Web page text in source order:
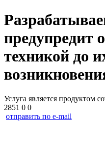
предупредит
техникой до
Услуга является продуктом
2851 0 0
отправить по e-mail